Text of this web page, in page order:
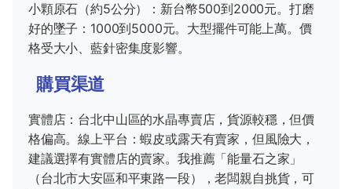
小顆原石（約5公分）：新台幣500到2000元。打磨
好的墜子：1000到5000元。大型擺件可能上萬。價
格受大小、藍針密集度影響。
購買渠道
實體店：台北中山區的水晶專賣店，貨源較穩，但價
格偏高。線上平台：蝦皮或露天有賣家，但風險大，
建議選擇有實體店的賣家。我推薦「能量石之家」
（台北市大安區和平東路一段），老闆親自挑貨，可